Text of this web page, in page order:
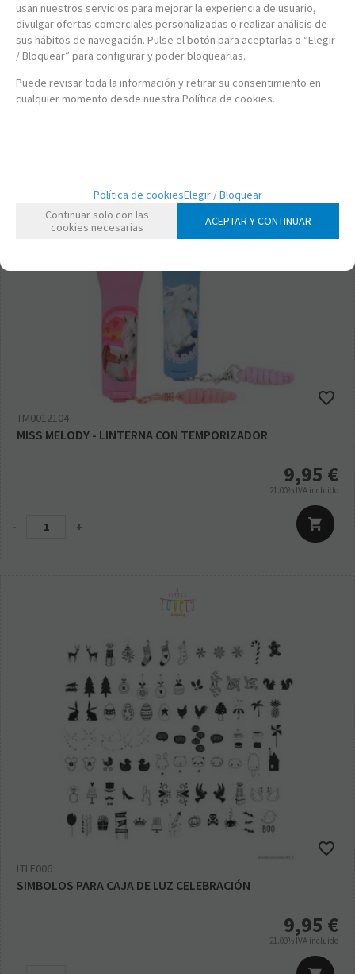
12,95
21.00% IVA incluido
-
TM0012104
MISS MELODY - LINTERNA CON TEMPORIZADOR
9,95 €
21.00% IVA incluido
- +
LTLE006
SIMBOLOS PARA CAJA DE LUZ CELEBRACIÓN
9,95 €
21.00% IVA incluido
usan nuestros servicios para mejorar la experiencia de usuario,
divulgar ofertas comerciales personalizadas o realizar análisis de
sus hábitos de navegación. Pulse el botón para aceptarlas o “Elegir
/ Bloquear” para configurar y poder bloquearlas.
Puede revisar toda la información y retirar su consentimiento en
cualquier momento desde nuestra Política de cookies.
Política de cookiesElegir / Bloquear
Continuar solo con las
cookies necesarias
ACEPTAR Y CONTINUAR